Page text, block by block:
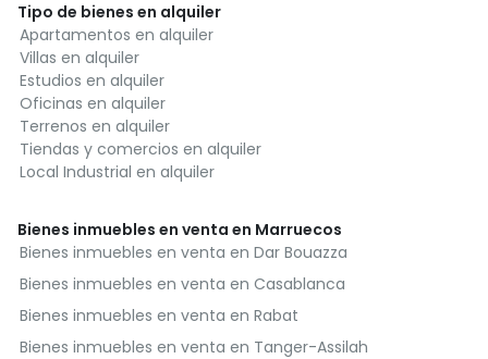
Tipo de bienes en alquiler
Apartamentos en alquiler
Villas en alquiler
Estudios en alquiler
Oficinas en alquiler
Terrenos en alquiler
Tiendas y comercios en alquiler
Local Industrial en alquiler
Bienes inmuebles en venta en Marruecos
Bienes inmuebles en venta en Dar Bouazza
Bienes inmuebles en venta en Casablanca
Bienes inmuebles en venta en Rabat
Bienes inmuebles en venta en Tanger-Assilah